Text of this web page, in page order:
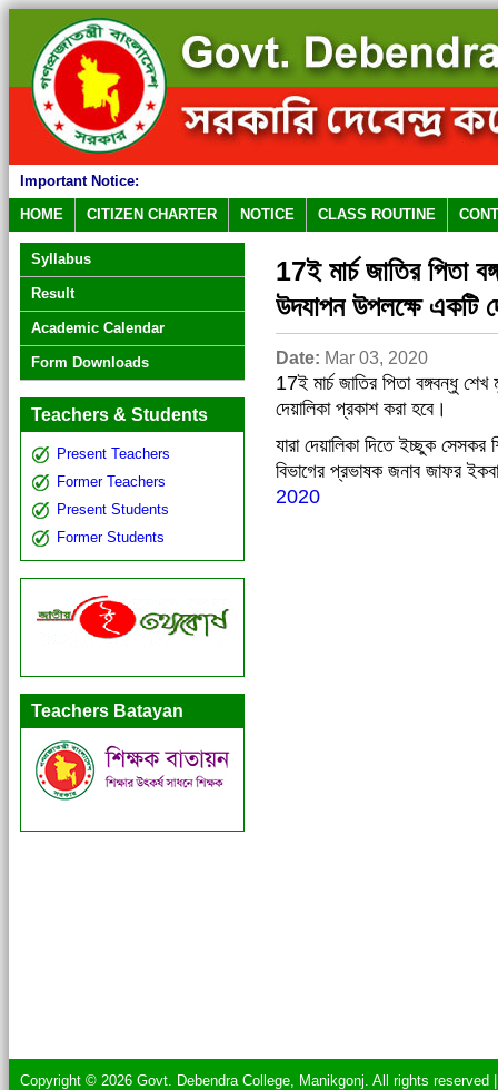
Important Notice:
HOME
CITIZEN CHARTER NOTICE CLASS ROUTINE
Syllabus
Result
Academic Calendar
Form Downloads
Teachers & Students
Present Teachers
Former Teachers
Present Students
Former Students
Teachers Batayan
17ই মার্চ জাতির পিতা
উদযাপন উপলক্ষে একটি
Date: Mar 03, 2020
17ই মার্চ জাতির পিতা বঙ্গবন্ধু
দেয়ালিকা প্রকাশ করা হবে।
যারা দেয়ালিকা দিতে ইচ্ছুক
বিভাগের প্রভাষক জনাব জাফর
2020
Copyright © 2026 Govt. Debendra College, Manikgonj. All rights reserved